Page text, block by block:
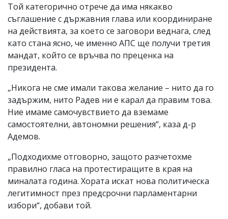
Той категорично отрече да има някакво
съглашение с държавния глава или координиране
на действията, за което се заговори веднага, след
като стана ясно, че именно АПС ще получи третия
мандат, който се връчва по преценка на
президента.
„Никога не сме имали такова желание – нито да го
задържим, нито Радев ни е карал да правим това.
Ние имаме самочувствието да вземаме
самостоятелни, автономни решения“, каза д-р
Адемов.
„Подходихме отговорно, защото разчетохме
правилно гласа на протестиращите в края на
миналата година. Хората искат нова политическа
легитимност през предсрочни парламентарни
избори“, добави той.